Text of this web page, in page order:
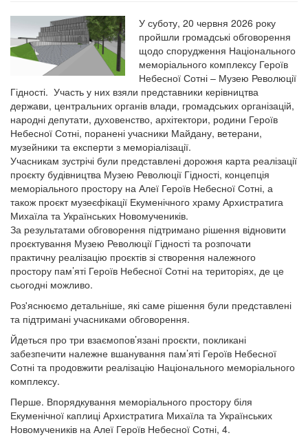
У суботу, 20 червня 2026 року
пройшли громадські обговорення
щодо спорудження Національного
меморіального комплексу Героїв
Небесної Сотні – Музею Революції
Гідності. Участь у них взяли представники керівництва
держави, центральних органів влади, громадських організацій,
народні депутати, духовенство, архітектори, родини Героїв
Небесної Сотні, поранені учасники Майдану, ветерани,
музейники та експерти з меморіалізації.
Учасникам зустрічі були представлені дорожня карта реалізації
проєкту будівництва Музею Революції Гідності, концепція
меморіального простору на Алеї Героїв Небесної Сотні, а
також проєкт музеєфікації Екуменічного храму Архистратига
Михаїла та Українських Новомучеників.
За результатами обговорення підтримано рішення відновити
проєктування Музею Революції Гідності та розпочати
практичну реалізацію проєктів зі створення належного
простору пам’яті Героїв Небесної Сотні на територіях, де це
сьогодні можливо.
Роз'яснюємо детальніше, які саме рішення були представлені
та підтримані учасниками обговорення.
Йдеться про три взаємопов’язані проєкти, покликані
забезпечити належне вшанування пам’яті Героїв Небесної
Сотні та продовжити реалізацію Національного меморіального
комплексу.
Перше. Впорядкування меморіального простору біля
Екуменічної каплиці Архистратига Михаїла та Українських
Новомучеників на Алеї Героїв Небесної Сотні, 4.